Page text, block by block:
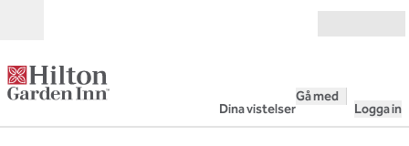
Dina vistelser
Gå med
Logga in